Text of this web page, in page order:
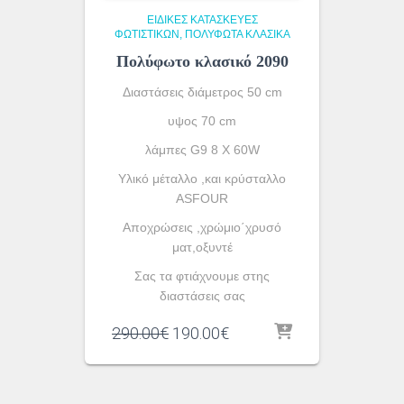
ΕΙΔΙΚΈΣ ΚΑΤΑΣΚΕΥΈΣ
ΦΩΤΙΣΤΙΚΏΝ
ΠΟΛΥΦΩΤΑ ΚΛΑΣΙΚΆ
Πολύφωτο κλασικό 2090
Διαστάσεις διάμετρος 50 cm
υψος 70 cm
λάμπες G9 8 X 60W
Υλικό μέταλλο ,και κρύσταλλο
ASFOUR
Αποχρώσεις ,χρώμιο΄χρυσό
ματ,οξυντέ
Σας τα φτιάχνουμε στης
διαστάσεις σας
290.00€ Original
was:
190.00€Η
τιμή